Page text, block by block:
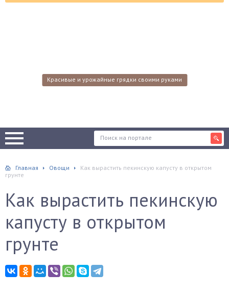
Красивые и урожайные грядки своими руками
Главная Овощи
Как вырастить пекинскую капусту в открытом
грунте
Как вырастить пекинскую
капусту в открытом
грунте